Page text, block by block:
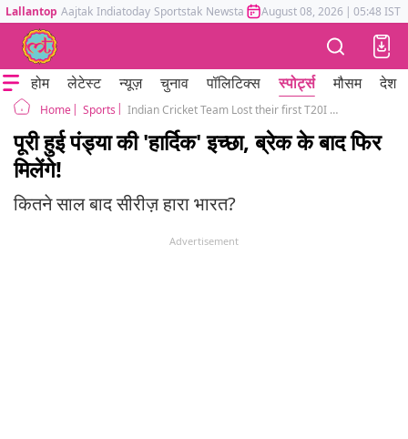
Lallantop Aajtak Indiatoday Sportstak Newstak Mumbai Tak Astrotak
August 08, 2026 | 05:48 IST
होम लेटेस्ट न्यूज़ चुनाव पॉलिटिक्स स्पोर्ट्स मौसम देश
Home Sports Indian Cricket Team Lost their first T20I Series in two years Hardik Pandya Captaincy became unique
पूरी हुई पंड्या की 'हार्दिक' इच्छा, ब्रेक के बाद फिर
मिलेंगे!
कितने साल बाद सीरीज़ हारा भारत?
Advertisement